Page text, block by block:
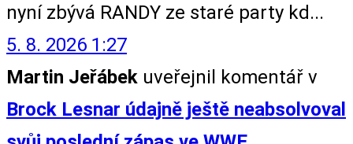
nyní zbývá RANDY ze staré party kd...
5. 8. 2026 1:27
Martin Jeřábek uveřejnil komentář v
Brock Lesnar údajně ještě neabsolvoval